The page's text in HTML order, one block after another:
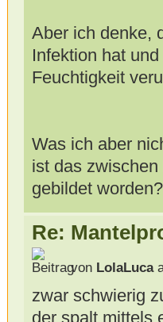
Aber ich denke,
Infektion hat
Feuchtigkeit
Was ich aber
ist das
gebildet worden?
Re:
von LolaLuca
zwar schwierig
der spalt mittels